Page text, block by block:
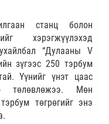
станц болон
хэрэгжүүлэхэд
“Дулааны V
зүгээс 250 тэрбум
Үүнийг үнэт цаас
төлөвлөжээ. Мөн
төгрөгийг энэ